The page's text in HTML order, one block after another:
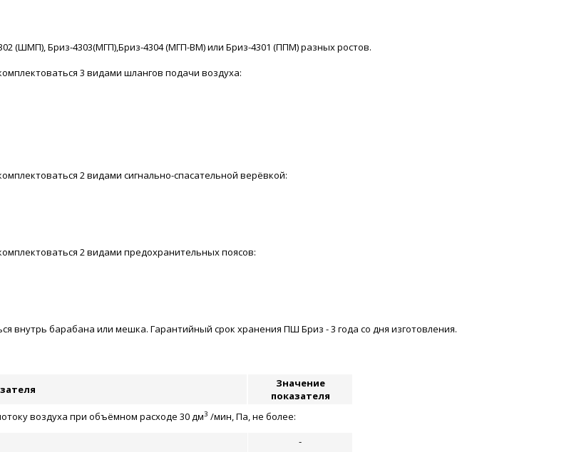
(ШМП), Бриз-4303(МГП),Бриз-4304 (МГП-ВМ) или Бриз-4301 (ППМ) разных ростов.
3 видами шлангов подачи воздуха:
2 видами сигнально-спасательной верёвкой:
2 видами предохранительных поясов:
внутрь барабана или мешка. Гарантийный срок хранения ПШ Бриз - 3 года со дня изготовления.
Значение
показателя
воздуха при объёмном расходе 30 дм3 /мин, Па, не более:
-